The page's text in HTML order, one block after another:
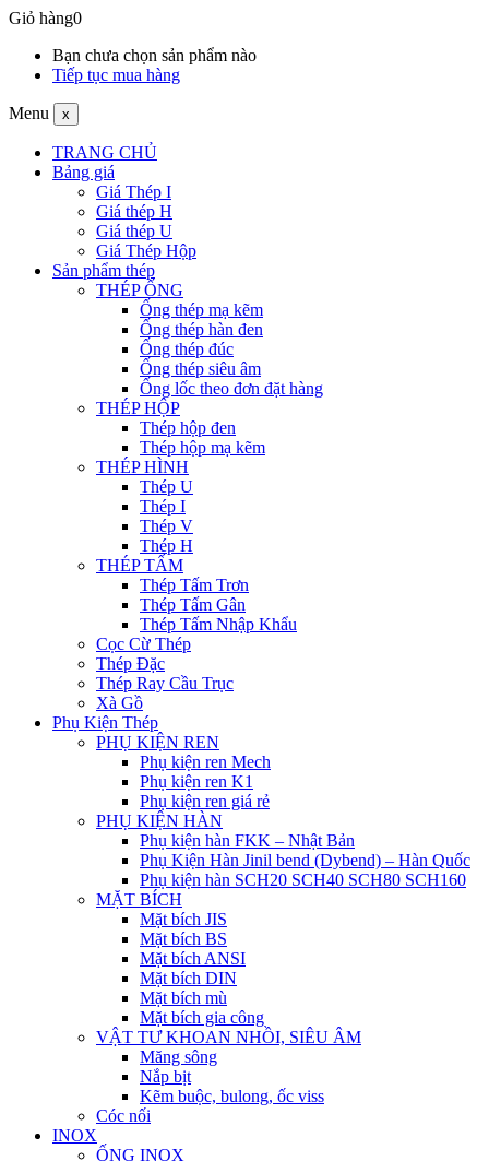
Giỏ hàng0
Bạn chưa chọn sản phẩm nào
Tiếp tục mua hàng
Menu x
TRANG CHỦ
Bảng giá
Giá Thép I
Giá thép H
Giá thép U
Giá Thép Hộp
Sản phẩm thép
THÉP ỐNG
Ống thép mạ kẽm
Ống thép hàn đen
Ống thép đúc
Ống thép siêu âm
Ống lốc theo đơn đặt hàng
THÉP HỘP
Thép hộp đen
Thép hộp mạ kẽm
THÉP HÌNH
Thép U
Thép I
Thép V
Thép H
THÉP TẤM
Thép Tấm Trơn
Thép Tấm Gân
Thép Tấm Nhập Khẩu
Cọc Cừ Thép
Thép Đặc
Thép Ray Cầu Trục
Xà Gồ
Phụ Kiện Thép
PHỤ KIỆN REN
Phụ kiện ren Mech
Phụ kiện ren K1
Phụ kiện ren giá rẻ
PHỤ KIỆN HÀN
Phụ kiện hàn FKK – Nhật Bản
Phụ Kiện Hàn Jinil bend (Dybend) – Hàn Quốc
Phụ kiện hàn SCH20 SCH40 SCH80 SCH160
MẶT BÍCH
Mặt bích JIS
Mặt bích BS
Mặt bích ANSI
Mặt bích DIN
Mặt bích mù
Mặt bích gia công
VẬT TƯ KHOAN NHỒI, SIÊU ÂM
Măng sông
Nắp bịt
Kẽm buộc, bulong, ốc viss
Cóc nối
INOX
ỐNG INOX